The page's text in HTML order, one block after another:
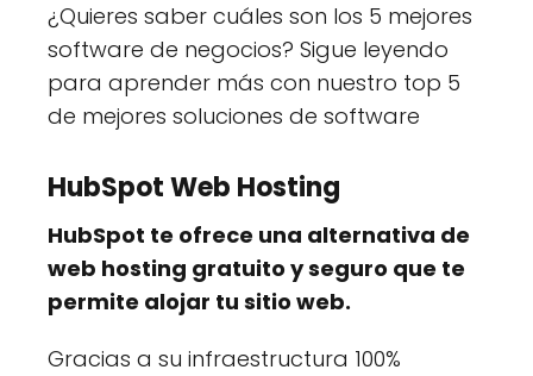
¿Quieres saber cuáles son los 5 mejores
software de negocios? Sigue leyendo
para aprender más con nuestro top 5
de mejores soluciones de software
HubSpot Web Hosting
HubSpot te ofrece una alternativa de
web hosting gratuito y seguro que te
permite alojar tu sitio web.
Gracias a su infraestructura 100%